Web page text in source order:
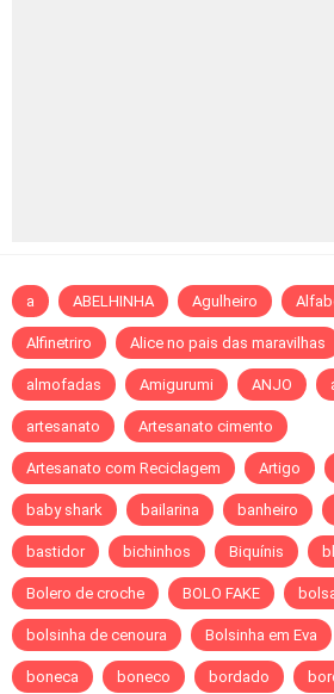
a ABELHINHA Agulheiro
Alfinetriro Alice no pais das maravilhas
almofadas Amigurumi ANJO
artesanato Artesanato cimento
Artesanato com Reciclagem Artigo
baby shark bailarina banheiro
bastidor bichinhos Biquínis
Bolero de croche BOLO FAKE
bolsinha de cenoura Bolsinha em Eva
boneca boneco bordado